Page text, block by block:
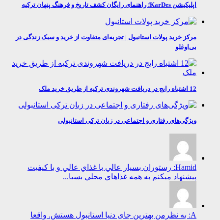
اپلیکیشن KarDes؛ راهنمای رایگان کشف تاریخ و فرهنگ پنهان ترکیه
مرکز خرید پولات استانبول | تجربه‌ای متفاوت از خرید و سبک زندگی در
بی‌اوغلو
ویژگی‌های رفتاری و اجتماعی در زبان ترکی استانبولی
Hamid: رستوران بسيار عالي با غذاي عالي و با كيفيت
پيشنهاد ميكنم به همه غذاهاي محلي بسيا...
A: به نظرمن بهترین جای دنیا استانبول هستش. واقعا